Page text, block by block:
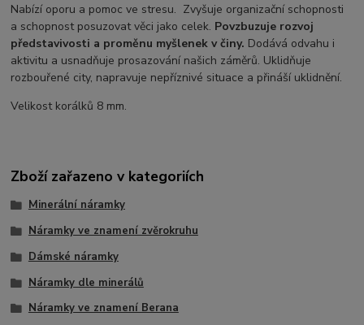
Nabízí oporu a pomoc ve stresu. Zvyšuje organizační schopnosti
a schopnost posuzovat věci jako celek. Povzbuzuje rozvoj
představivosti a proměnu myšlenek v činy. Dodává odvahu i
aktivitu a usnadňuje prosazování našich záměrů. Uklidňuje
rozbouřené city, napravuje nepříznivé situace a přináší uklidnění.
Velikost korálků 8 mm.
Zboží zařazeno v kategoriích
Minerální náramky
Náramky ve znamení zvěrokruhu
Dámské náramky
Náramky dle minerálů
Náramky ve znamení Berana